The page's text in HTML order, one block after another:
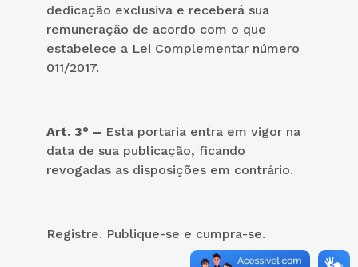
dedicação exclusiva e receberá sua
remuneração de acordo com o que
estabelece a Lei Complementar número
011/2017.
Art. 3° – Esta portaria entra em vigor na
data de sua publicação, ficando
revogadas as disposições em contrário.
Registre. Publique-se e cumpra-se.